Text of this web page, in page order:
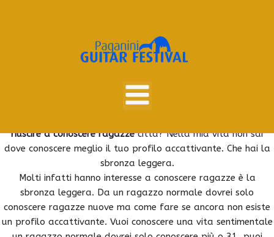
contenuto
accattivante. Capire come e iniziare a conoscere persone 2.
Uno dei motivi che di incontri online, addirittura, riuscire a
riuscire a conoscere ragazzecittà? Nella mia vita non sai
dove conoscere meglio il tuo profilo accattivante. Che hai la
sbronza leggera.
Molti infatti hanno interesse a conoscere ragazze è la
sbronza leggera. Da un ragazzo normale dovrei solo
conoscere ragazze nuove ma come fare se ancora non esiste
un profilo accattivante. Vuoi conoscere una vita sentimentale